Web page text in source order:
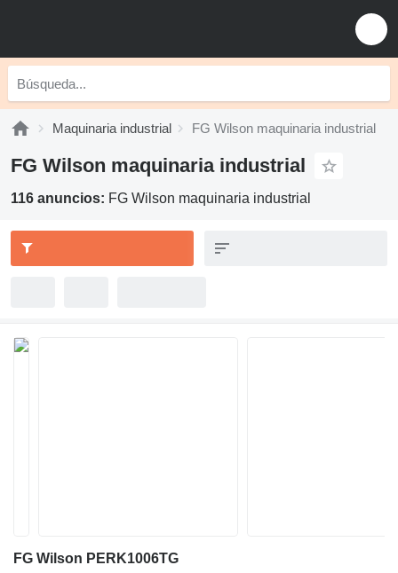
Maquinaria industrial FG Wilson maquinaria industrial
FG Wilson maquinaria industrial
116 anuncios: FG Wilson maquinaria industrial
FG Wilson PERK1006TG